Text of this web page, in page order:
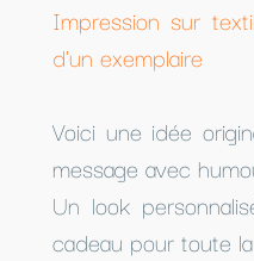
Impression sur
d'un exemplaire
Voici une idée
message avec
Un look
cadeau pour toute